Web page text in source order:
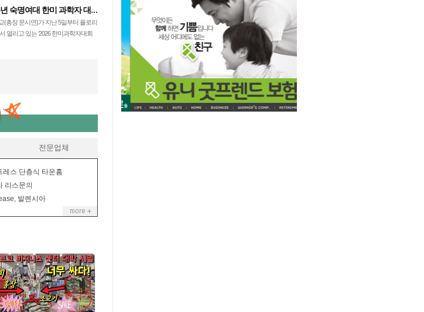
창학 120주년 숙명여대 한미 과학자 대회 참가
(총장 문시연)가 지난 5일부터 플로리
열리고 있는 ‘2026 한미과학자대회
전문업체
레스 단층식 타운홈
리스문의
발렌시아